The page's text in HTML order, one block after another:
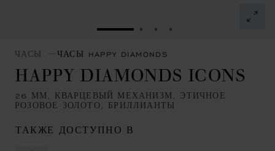
ПЕРЕЙТИ К СЛАЙДУ 1
ПЕРЕЙТИ К СЛАЙДУ 2
ПЕРЕЙТИ К СЛАЙДУ
ПЕРЕЙТИ К
ЧАСЫ ЧАСЫ HAPPY DIAMONDS
HAPPY DIAMONDS ICONS
26 ММ, КВАРЦЕВЫЙ МЕХАНИЗМ, ЭТИЧНОЕ
РОЗОВОЕ ЗОЛОТО, БРИЛЛИАНТЫ
ТАКЖЕ ДОСТУПНО В